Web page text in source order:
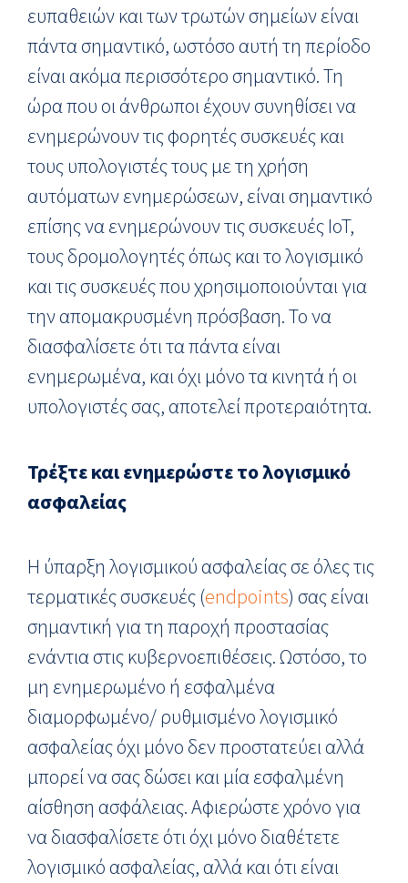
ευπαθειών και των τρωτών σημείων είναι
πάντα σημαντικό, ωστόσο αυτή τη περίοδο
είναι ακόμα περισσότερο σημαντικό. Τη
ώρα που οι άνθρωποι έχουν συνηθίσει να
ενημερώνουν τις φορητές συσκευές και
τους υπολογιστές τους με τη χρήση
αυτόματων ενημερώσεων, είναι σημαντικό
επίσης να ενημερώνουν τις συσκευές IoT,
τους δρομολογητές όπως και το λογισμικό
και τις συσκευές που χρησιμοποιούνται για
την απομακρυσμένη πρόσβαση. Το να
διασφαλίσετε ότι τα πάντα είναι
ενημερωμένα, και όχι μόνο τα κινητά ή οι
υπολογιστές σας, αποτελεί προτεραιότητα.
Τρέξτε και ενημερώστε το λογισμικό
ασφαλείας
Η ύπαρξη λογισμικού ασφαλείας σε όλες τις
τερματικές συσκευές (endpoints) σας είναι
σημαντική για τη παροχή προστασίας
ενάντια στις κυβερνοεπιθέσεις. Ωστόσο, το
μη ενημερωμένο ή εσφαλμένα
διαμορφωμένο/ ρυθμισμένο λογισμικό
ασφαλείας όχι μόνο δεν προστατεύει αλλά
μπορεί να σας δώσει και μία εσφαλμένη
αίσθηση ασφάλειας. Αφιερώστε χρόνο για
να διασφαλίσετε ότι όχι μόνο διαθέτετε
λογισμικό ασφαλείας, αλλά και ότι είναι